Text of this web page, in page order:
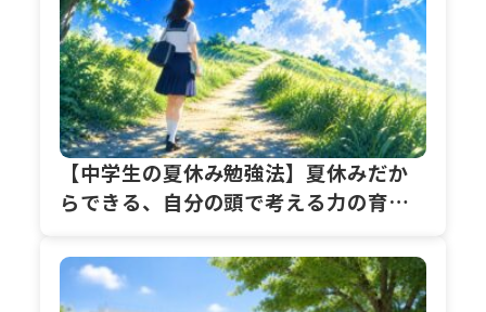
【中学生の夏休み勉強法】夏休みだか
らできる、自分の頭で考える力の育て